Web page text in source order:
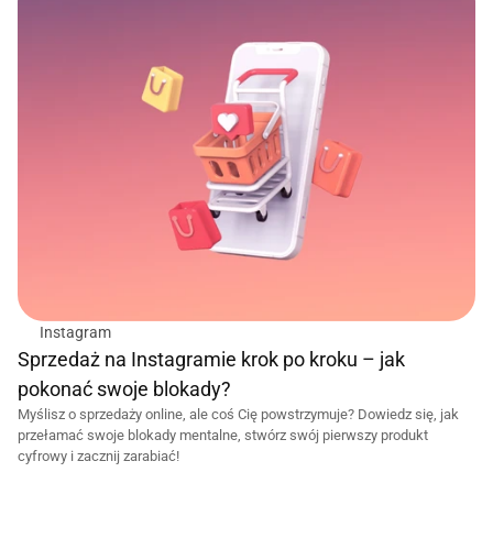
Instagram
Sprzedaż na Instagramie krok po kroku – jak
pokonać swoje blokady?
Myślisz o sprzedaży online, ale coś Cię powstrzymuje? Dowiedz się, jak
przełamać swoje blokady mentalne, stwórz swój pierwszy produkt
cyfrowy i zacznij zarabiać!